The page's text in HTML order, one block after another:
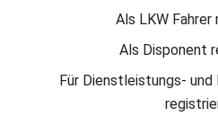
Als LKW Fahrer
Als Disponent
Für Dienstleistungs-